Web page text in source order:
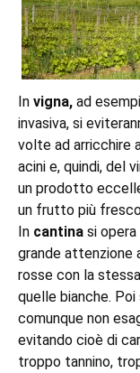
In vigna, ad
invasiva, si
volte ad arricchire
acini e, quindi, del
un prodotto
un frutto più
In cantina si
grande attenzione
rosse con la
quelle bianche.
comunque non
evitando cioè di
troppo tannino,